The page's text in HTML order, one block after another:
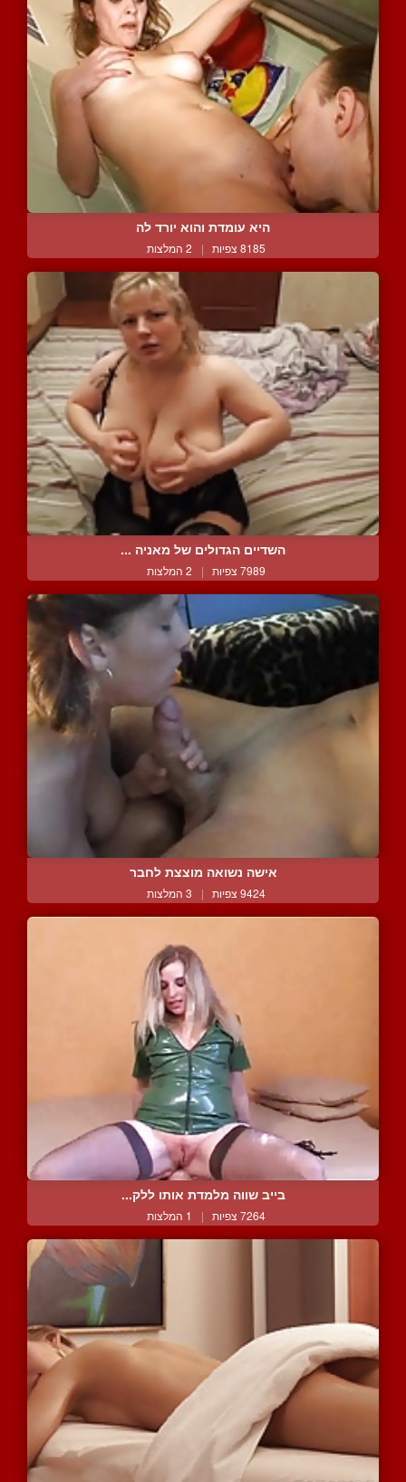
היא עומדת והוא יורד לה
8185 צפיות | 2 המלצות
השדיים הגדולים של מאניה ...
7989 צפיות | 2 המלצות
אישה נשואה מוצצת לחבר
9424 צפיות | 3 המלצות
בייב שווה מלמדת אותו ללק...
7264 צפיות | 1 המלצות